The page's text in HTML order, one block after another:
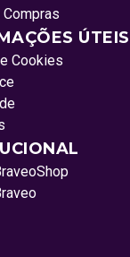
ÚTEIS
Cookies